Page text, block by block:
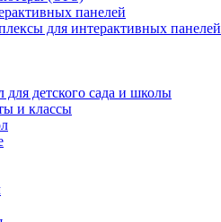
панелей
для интерактивных панелей
детского сада и школы
и классы